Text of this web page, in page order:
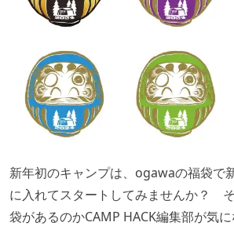
新年初のキャンプは、ogawaの福袋で
に入れてスタートしてみませんか？
袋があるのかCAMP HACK編集部が気